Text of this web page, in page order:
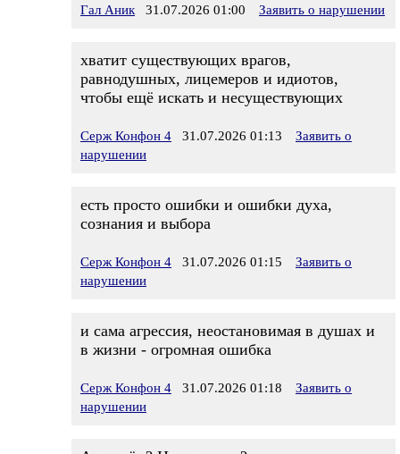
Гал Аник 31.07.2026 01:00 Заявить о нарушении
хватит существующих врагов,
равнодушных, лицемеров и идиотов,
чтобы ещё искать и несуществующих
Серж Конфон 4 31.07.2026 01:13
Заявить о
нарушении
есть просто ошибки и ошибки духа,
сознания и выбора
Серж Конфон 4 31.07.2026 01:15
Заявить о
нарушении
и сама агрессия, неостановимая в душах и
в жизни - огромная ошибка
Серж Конфон 4 31.07.2026 01:18
Заявить о
нарушении